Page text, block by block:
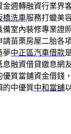
金週轉融資行業界
橋洗車服務打蠟美
室內裝修專業證
請苗栗房屋二胎各
夢中正區汽車借款
息融資借貸繳息網
優質當鋪資金借錢
的中優質中和當舖